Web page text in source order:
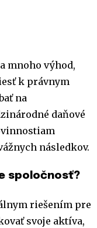
mnoho výhod,
k právnym
na
daňové
následkov.
spoločnosť?
riešením pre
svoje aktíva,